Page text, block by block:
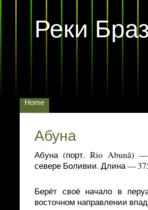
Реки
Home
Абуна
Абуна (порт. Rio Abunã) —
севере Боливии. Длина —
Берёт своё начало в
восточном направлении